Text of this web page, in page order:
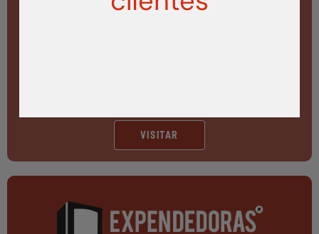
VISITAR